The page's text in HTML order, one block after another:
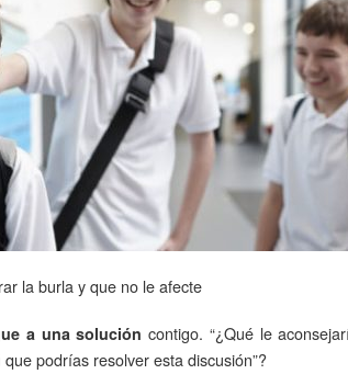
la burla y que no le afecte
a una solución contigo. “¿Qué le
podrías resolver esta discusión”?